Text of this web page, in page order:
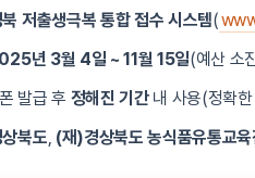
저출생극복 통합 접수 시스템(
년 3월 4일 ~ 11월 15일(예산 소
발급 후 정해진 기간내 사용(정확한
북도, (재)경상북도 농식품유통교육